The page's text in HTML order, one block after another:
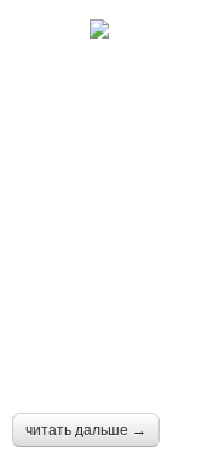
читать дальше →